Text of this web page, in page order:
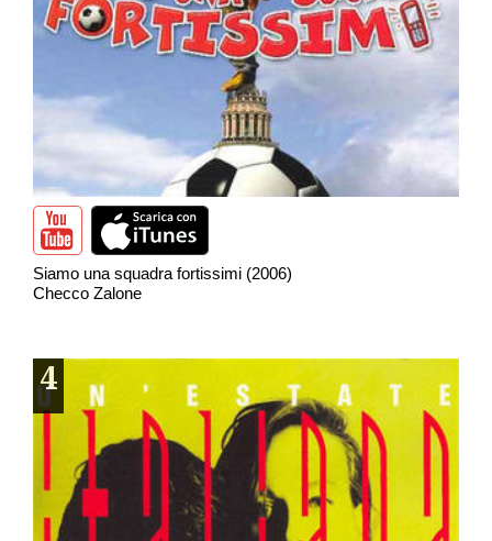
Siamo una squadra fortissimi (2006)
Checco Zalone
4